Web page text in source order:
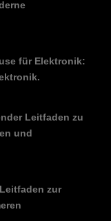
für Elektronik:
Leitfaden zu
und
zur